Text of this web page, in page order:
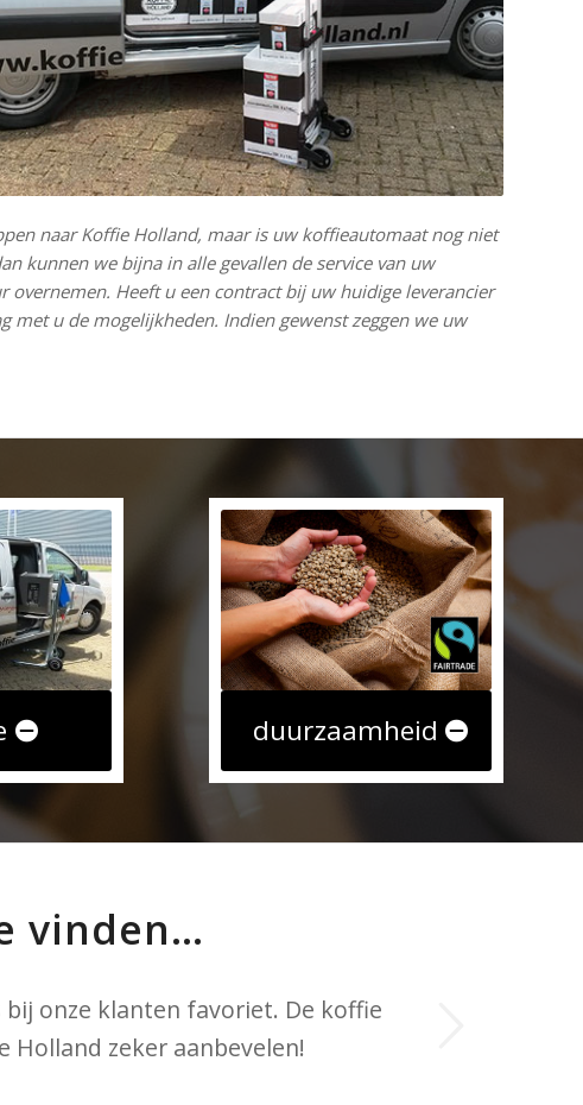
naar Koffie Holland, maar is uw koffieautomaat nog niet
kunnen we bijna in alle gevallen de service van uw
overnemen. Heeft u een contract bij uw huidige leverancier
met u de mogelijkheden. Indien gewenst zeggen we uw
duurzaamheid
vinden…
onze klanten favoriet. De koffie
Holland zeker aanbevelen!
overgenomen. De
snel bezorgd.Volgende